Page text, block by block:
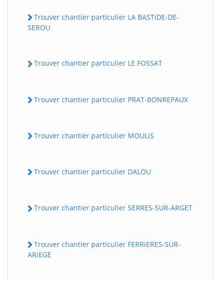
Trouver chantier particulier LA BASTiDE-DE-
SEROU
Trouver chantier particulier LE FOSSAT
Trouver chantier particulier PRAT-BONREPAUX
Trouver chantier particulier MOULiS
Trouver chantier particulier DALOU
Trouver chantier particulier SERRES-SUR-ARGET
Trouver chantier particulier FERRiERES-SUR-
ARiEGE